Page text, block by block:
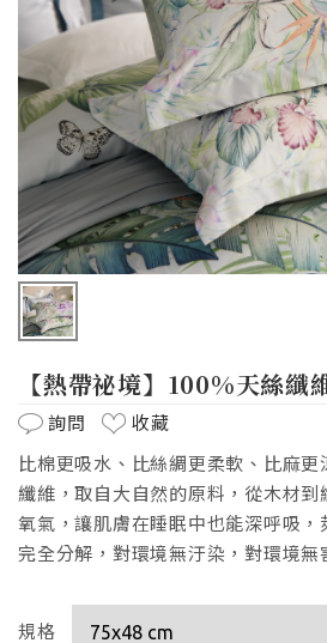
【熱帶祕境】100%天絲纖
詢問
收藏
比棉更吸水、比絲綢更柔軟、比麻
纖維，取自大自然的原料，從木材到
氧氣，讓肌膚在睡眠中也能深呼吸
完全分解，對環境無汙染，對環境無
規格